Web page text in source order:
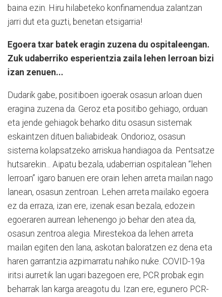
baina ezin. Hiru hilabeteko konfinamendua zalantzan
jarri dut eta guzti, benetan etsigarria!
Egoera txar batek eragin zuzena du ospitaleengan.
Zuk udaberriko esperientzia zaila lehen lerroan bizi
izan zenuen...
Dudarik gabe, positiboen igoerak osasun arloan duen
eragina zuzena da. Geroz eta positibo gehiago, orduan
eta jende gehiagok beharko ditu osasun sistemak
eskaintzen dituen baliabideak. Ondorioz, osasun
sistema kolapsatzeko arriskua handiagoa da. Pentsatze
hutsarekin... Aipatu bezala, udaberrian ospitalean “lehen
lerroan” igaro banuen ere orain lehen arreta mailan nago
lanean, osasun zentroan. Lehen arreta mailako egoera
ez da erraza, izan ere, izenak esan bezala, edozein
egoeraren aurrean lehenengo jo behar den atea da,
osasun zentroa alegia. Mirestekoa da lehen arreta
mailan egiten den lana, askotan baloratzen ez dena eta
haren garrantzia azpimarratu nahiko nuke. COVID-19a
iritsi aurretik lan ugari bazegoen ere, PCR probak egin
beharrak lan karga areagotu du. Izan ere, egunero PCR-